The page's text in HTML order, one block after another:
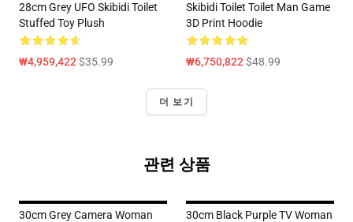
28cm Grey UFO Skibidi Toilet
Stuffed Toy Plush
₩4,959,422$35.99
Skibidi Toilet Toilet Man Game
3D Print Hoodie
₩6,750,822$48.99
더 보기
관련 상품
30cm Grey Camera Woman
30cm Black Purple TV Woman